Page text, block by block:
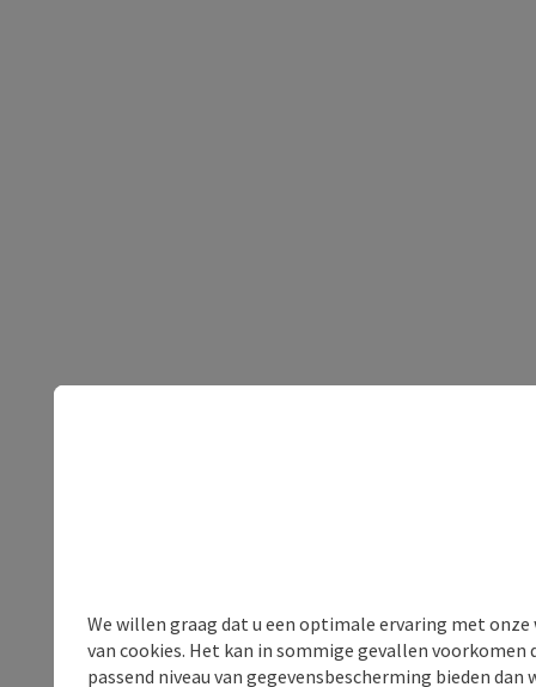
We willen graag dat u een optimale ervaring met
van cookies. Het kan in sommige gevallen voorkomen
passend niveau van gegevensbescherming bieden